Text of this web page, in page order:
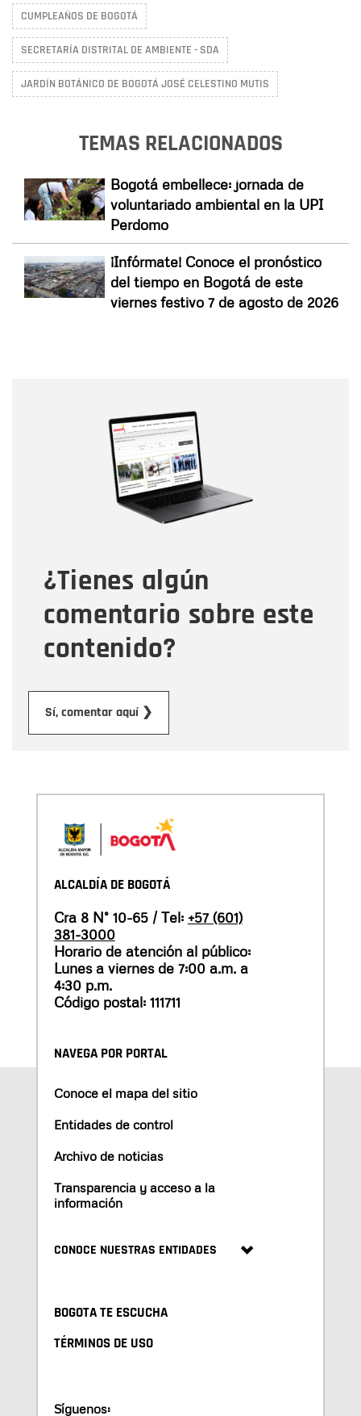
CUMPLEAÑOS DE BOGOTÁ
SECRETARÍA DISTRITAL DE AMBIENTE - SDA
JARDÍN BOTÁNICO DE BOGOTÁ JOSÉ CELESTINO MUTIS
TEMAS RELACIONADOS
Bogotá embellece: jornada de
voluntariado ambiental en la UPI
Perdomo
¡Infórmate! Conoce el pronóstico
del tiempo en Bogotá de este
viernes festivo 7 de agosto de 2026
¿Tienes algún
comentario sobre este
contenido?
Sí, comentar aquí ❯
Correo electrónico
Tipo de comentario
Mensaje
ALCALDÍA DE BOGOTÁ
Cra 8 N° 10-65 / Tel: +57 (601)
381-3000
Horario de atención al público:
Lunes a viernes de 7:00 a.m. a
4:30 p.m.
Código postal: 111711
NAVEGA POR PORTAL
Conoce el mapa del sitio
Entidades de control
Archivo de noticias
Transparencia y acceso a la
información
CONOCE NUESTRAS ENTIDADES
BOGOTA TE ESCUCHA
TÉRMINOS DE USO
Síguenos: